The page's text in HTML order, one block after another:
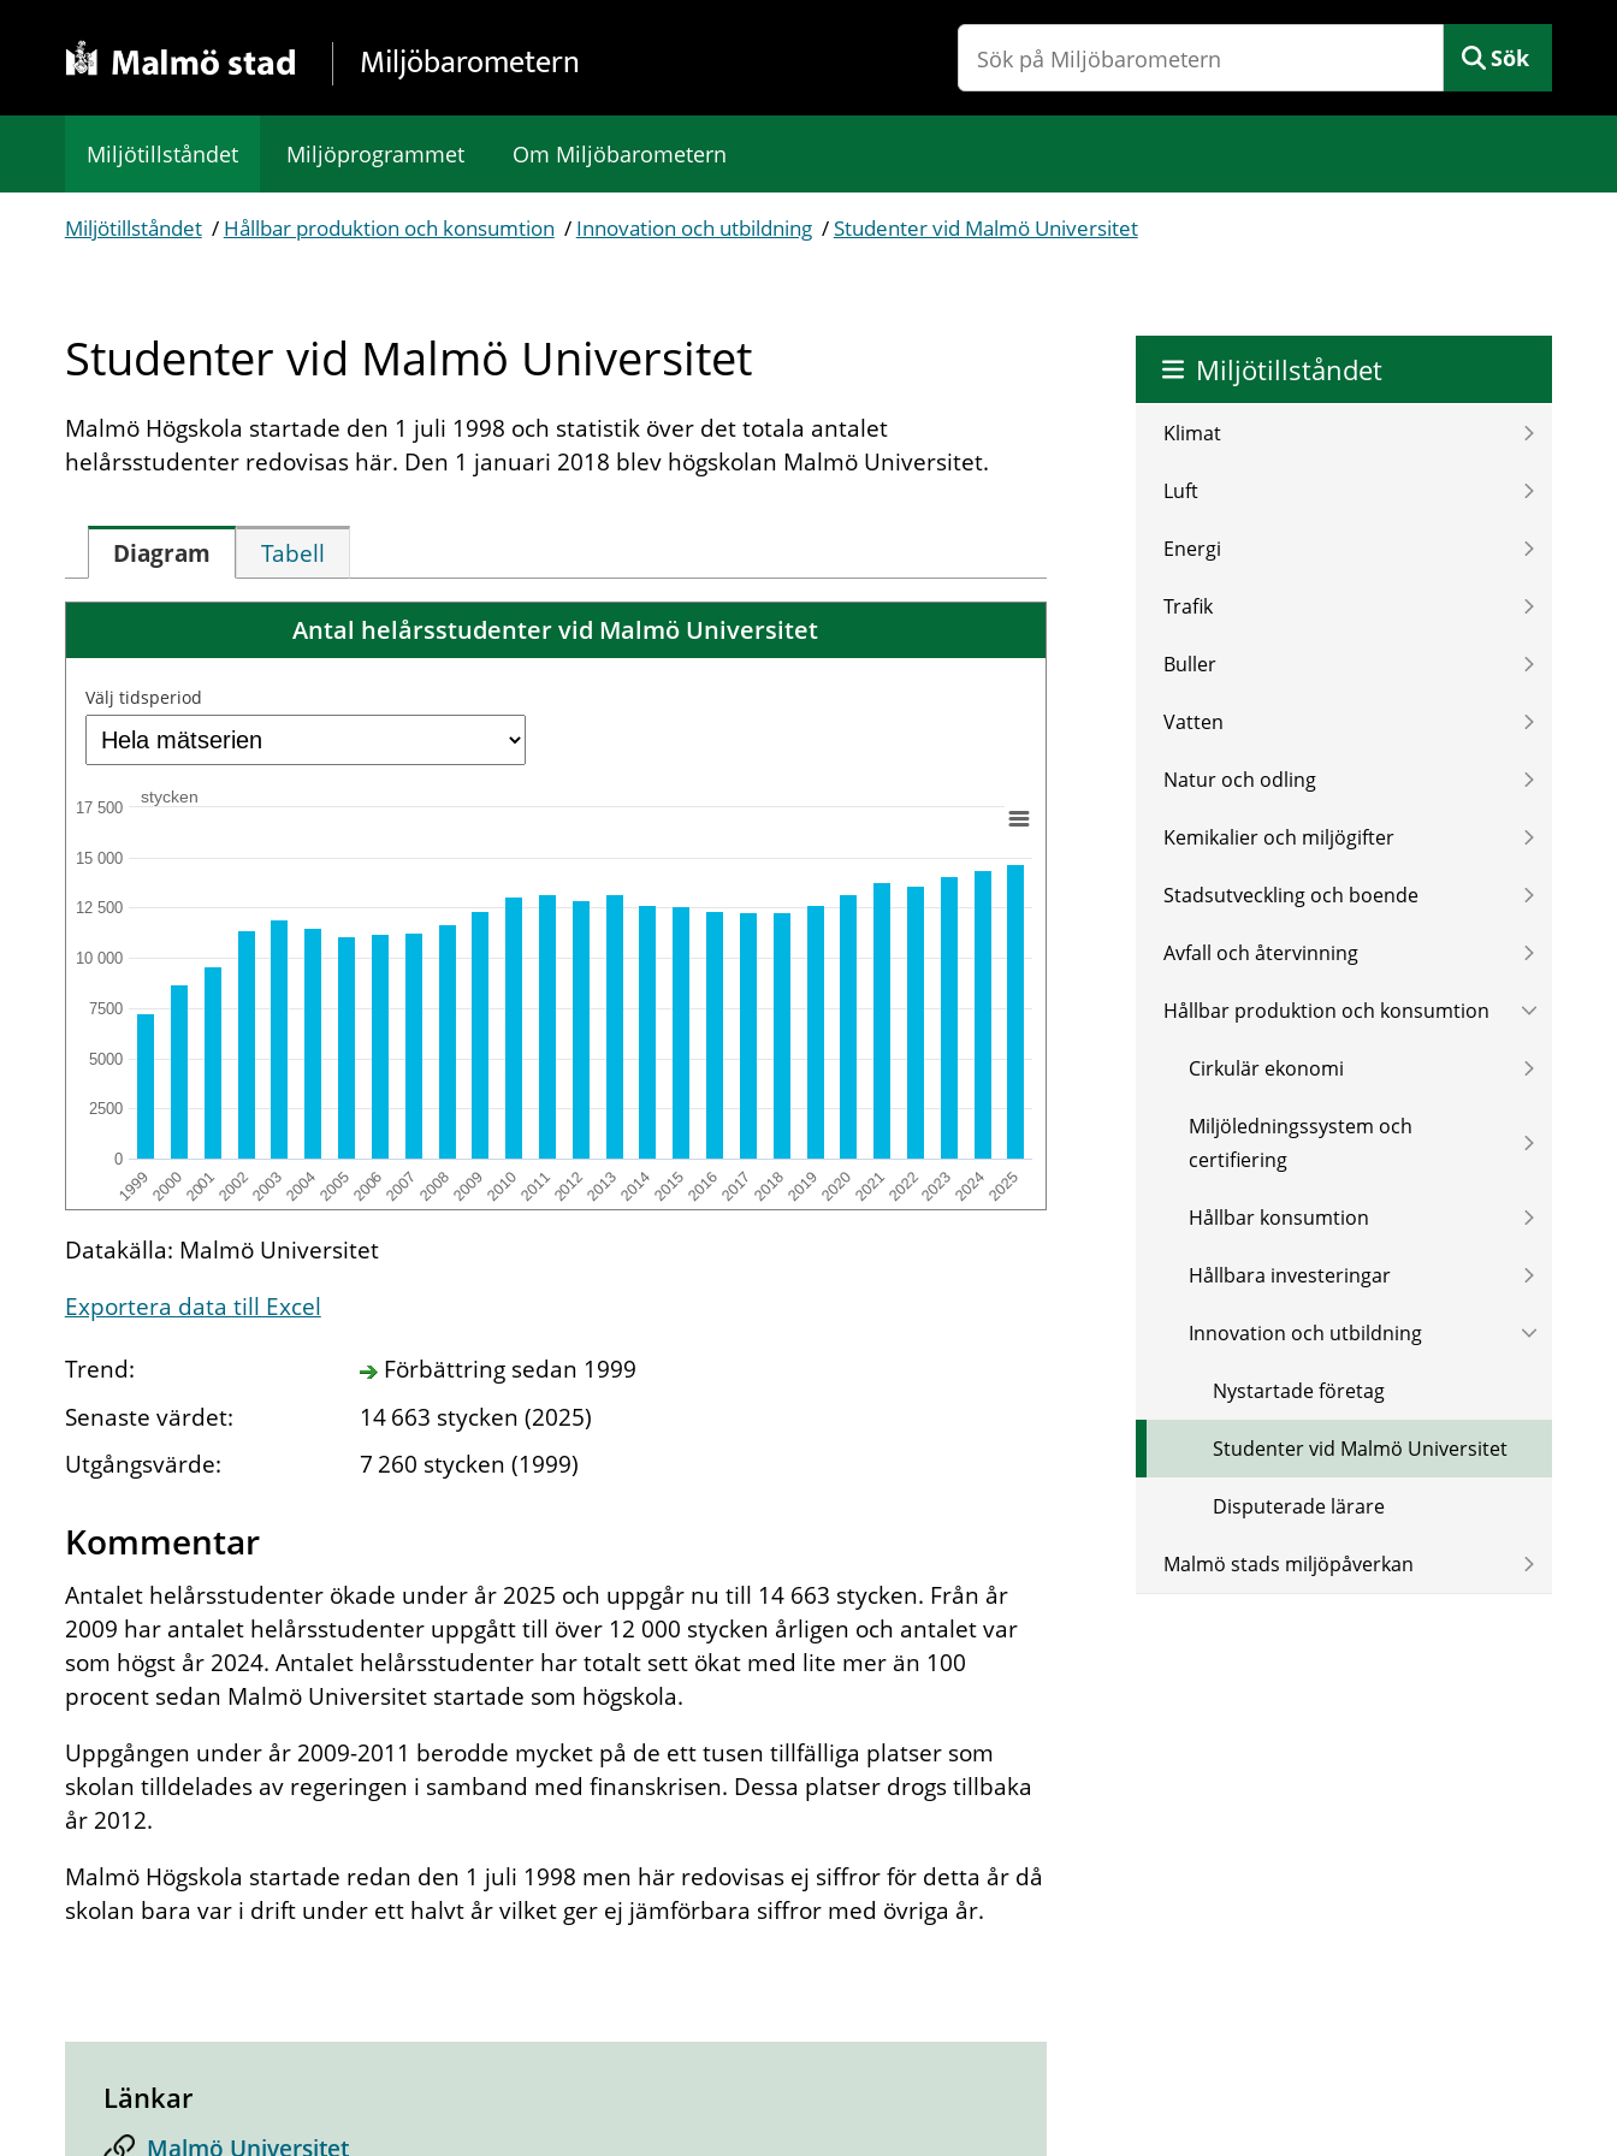
Miljöbarometern Sök
Miljötillståndet Miljöprogrammet Om Miljöbarometern
Miljötillståndet / Hållbar produktion och konsumtion / Innovation och utbildning /Studenter vid Malmö Universitet
Studenter vid Malmö Universitet
Malmö Högskola startade den 1 juli 1998 och statistik över det totala antalet
helårsstudenter redovisas här. Den 1 januari 2018 blev högskolan Malmö Universitet.
Diagram Tabell
Antal helårsstudenter vid Malmö Universitet
Välj tidsperiod
stycken
199920002001200220032004200520062007200820092010201120122013201420152016201720182019202020212022202320242025
0
2500
5000
7500
10 000
12 500
15 000
17 500
Datakälla: Malmö Universitet
Exportera data till Excel
Trend:
Förbättring sedan 1999
Senaste värdet:
14 663 stycken (2025)
Utgångsvärde:
7 260 stycken (1999)
Kommentar
Antalet helårsstudenter ökade under år 2025 och uppgår nu till 14 663 stycken. Från år
2009 har antalet helårsstudenter uppgått till över 12 000 stycken årligen och antalet var
som högst år 2024. Antalet helårsstudenter har totalt sett ökat med lite mer än 100
procent sedan Malmö Universitet startade som högskola.
Uppgången under år 2009-2011 berodde mycket på de ett tusen tillfälliga platser som
skolan tilldelades av regeringen i samband med finanskrisen. Dessa platser drogs tillbaka
år 2012.
Malmö Högskola startade redan den 1 juli 1998 men här redovisas ej siffror för detta år då
skolan bara var i drift under ett halvt år vilket ger ej jämförbara siffror med övriga år.
Länkar
Malmö Universitet
Miljötillståndet
Klimat
Luft
Energi
Trafik
Buller
Vatten
Natur och odling
Kemikalier och miljögifter
Stadsutveckling och boende
Avfall och återvinning
Hållbar produktion och konsumtion
Cirkulär ekonomi
Miljöledningssystem och
certifiering
Hållbar konsumtion
Hållbara investeringar
Innovation och utbildning
Nystartade företag
Studenter vid Malmö Universitet
Disputerade lärare
Malmö stads miljöpåverkan